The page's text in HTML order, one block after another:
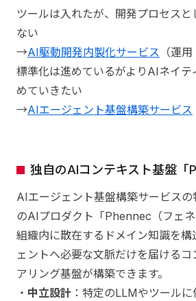
ツールは入れたが、開発プロセス
ない
→AI駆動開発内製化サービス （運
標準化は進めているがよりAIネイテ
めていきたい
→AIエージェント基盤構築サービス
独自のAIコンテキスト基盤「
AIエージェント基盤構築サービスの
のAIプロダクト「Phennec（フェネ
組織内に散在するドメイン知識を
ェントへ必要な文脈だけを届ける
アリング基盤が構築できます。
・ 中立設計 ：特定のLLMやツール